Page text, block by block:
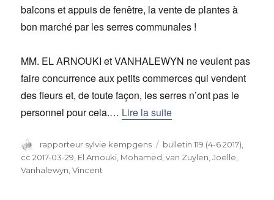
balcons et appuis de fenêtre, la vente de plantes à
bon marché par les serres communales !
MM. EL ARNOUKI et VANHALEWYN ne veulent pas
faire concurrence aux petits commerces qui vendent
des fleurs et, de toute façon, les serres n’ont pas le
personnel pour cela.… Lire la suite
Auteur
rapporteur sylvie kempgens Catégories
bulletin 119 (4-6 2017)
cc 2017-03-29 El Arnouki, Mohamed ,van Zuylen, Joëlle
Vanhalewyn, Vincent